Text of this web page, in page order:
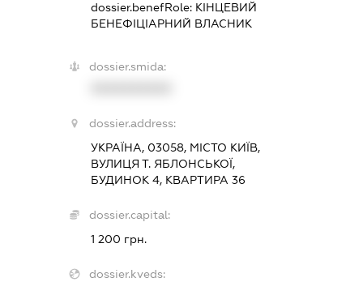
dossier.benefRole: КІНЦЕВИЙ
БЕНЕФІЦІАРНИЙ ВЛАСНИК
dossier.smida:
dossier.address:
УКРАЇНА, 03058, МІСТО КИЇВ,
ВУЛИЦЯ Т. ЯБЛОНСЬКОЇ,
БУДИНОК 4, КВАРТИРА 36
dossier.capital:
1 200 грн.
dossier.kveds: